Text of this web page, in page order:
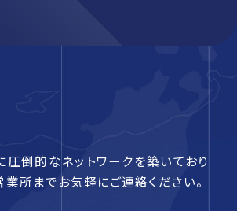
倒的なネットワークを築いており
業所までお気軽にご連絡ください。